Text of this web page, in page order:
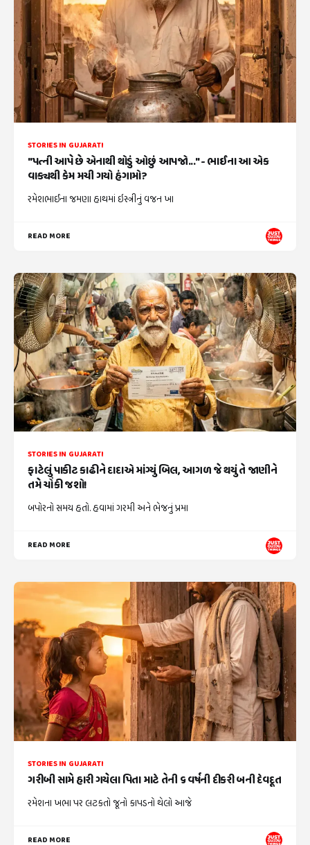
STORIES IN GUJARATI
"પત્ની આપે છે એનાથી થોડું ઓછું આપજો..." - ભાઈના આ એક
વાક્યથી કેમ મચી ગયો હંગામો?
રમેશભાઈના જમણા હાથમાં ઇસ્ત્રીનું વજન ખા
READ MORE
STORIES IN GUJARATI
ફાટેલું પાકીટ કાઢીને દાદાએ માંગ્યું બિલ, આગળ જે થયું તે જાણીને
તમે ચોંકી જશો!
બપોરનો સમય હતો. હવામાં ગરમી અને ભેજનું પ્રમા
READ MORE
STORIES IN GUJARATI
ગરીબી સામે હારી ગયેલા પિતા માટે તેની ૬ વર્ષની દીકરી બની દેવદૂત
રમેશના ખભા પર લટકતો જૂનો કાપડનો થેલો આજે
READ MORE